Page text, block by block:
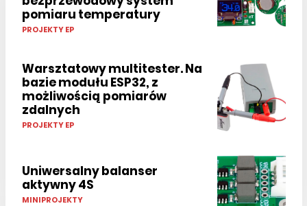
pomiaru temperatury
PROJEKTY EP
Warsztatowy multitester. Na
bazie modułu ESP32, z
możliwością pomiarów
zdalnych
PROJEKTY EP
Uniwersalny balanser
aktywny 4S
MINIPROJEKTY